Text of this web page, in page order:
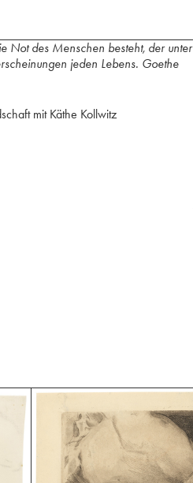
Not des Menschen besteht, der unter
jeden Lebens. Goethe
mit Käthe Kollwitz